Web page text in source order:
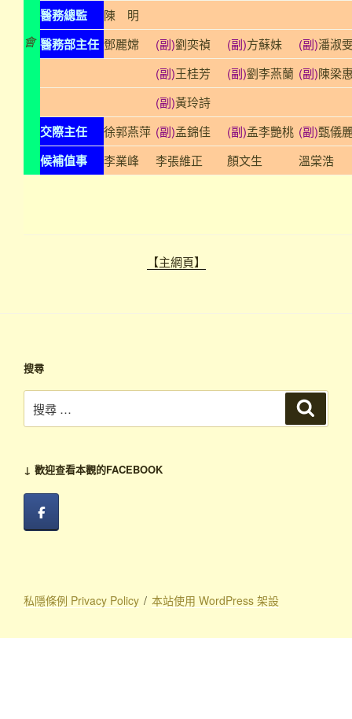
會
醫務總監 陳 明
醫務部主任 鄧麗嫦 (副)劉奕禎 (副)方蘇妹 (副)潘淑
(副)王桂芳 (副)劉李燕蘭 (副)陳梁
(副)黃玲詩
交際主任 徐郭燕萍 (副)孟錦佳 (副)孟李艷桃 (副)甄儀
候補值事 李業峰 李張維正 顏文生 溫棠浩
【主網頁】
搜尋
尋：
↓ 歡迎查看本觀的FACEBOOK
私隱條例 Privacy Policy 本站使用 WordPress 架設